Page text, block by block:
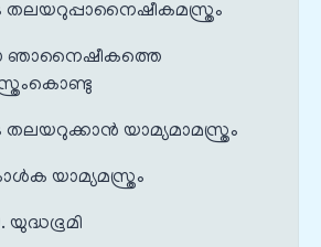
തലയറുപ്പാനൈഷീകമസ്ത്രം
ഞാനൈഷീകത്തെ
തലയറുക്കാൻ യാമ്യമാമസ്ത്രം
യാമ്യമസ്ത്രം
യുദ്ധഭൂമി